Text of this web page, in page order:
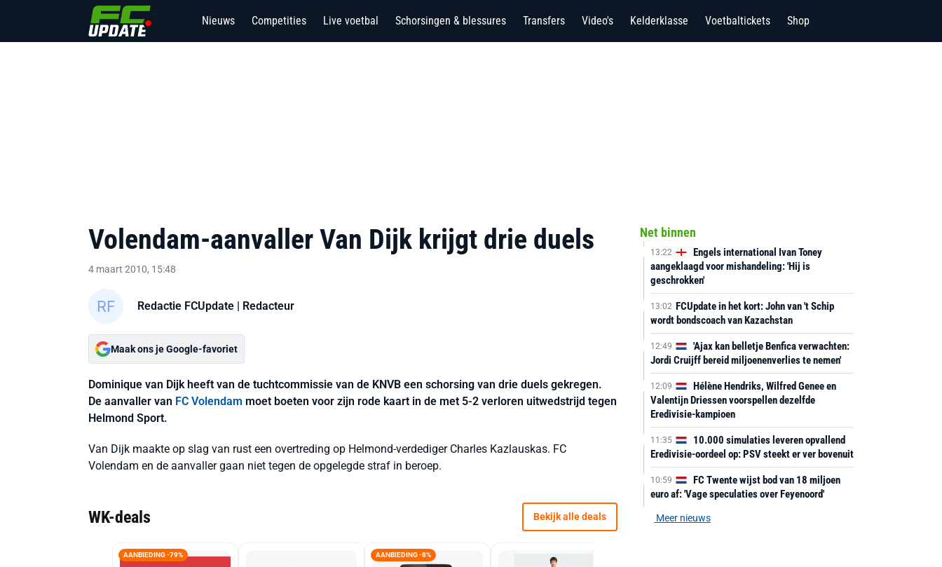
Nieuws Competities Live voetbal Schorsingen & blessures Transfers Video's Kelderklasse Voetbaltickets Shop
Volendam-aanvaller Van Dijk krijgt drie duels
4 maart 2010, 15:48
Redactie FCUpdate | Redacteur
Maak ons je Google-favoriet
Dominique van Dijk heeft van de tuchtcommissie van de KNVB een schorsing van drie duels gekregen.
De aanvaller van FC Volendam moet boeten voor zijn rode kaart in de met 5-2 verloren uitwedstrijd tegen
Helmond Sport.
Van Dijk maakte op slag van rust een overtreding op Helmond-verdediger Charles Kazlauskas. FC
Volendam en de aanvaller gaan niet tegen de opgelegde straf in beroep.
WK-deals Bekijk alle deals
AANBIEDING -79% AANBIEDING -8%
Net binnen
13:22
Engels international Ivan Toney
aangeklaagd voor mishandeling: 'Hij is
geschrokken'
13:02 FCUpdate in het kort: John van 't Schip
wordt bondscoach van Kazachstan
12:49
'Ajax kan belletje Benfica verwachten:
Jordi Cruijff bereid miljoenenverlies te nemen'
12:09
Hélène Hendriks, Wilfred Genee en
Valentijn Driessen voorspellen dezelfde
Eredivisie-kampioen
11:35
10.000 simulaties leveren opvallend
Eredivisie-oordeel op: PSV steekt er ver bovenuit
10:59
FC Twente wijst bod van 18 miljoen
euro af: 'Vage speculaties over Feyenoord'
Meer nieuws